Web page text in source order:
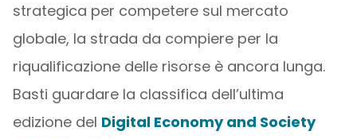
strategica per competere sul mercato
globale, la strada da compiere per la
riqualificazione delle risorse è ancora lunga.
Basti guardare la classifica dell’ultima
edizione del Digital Economy and Society